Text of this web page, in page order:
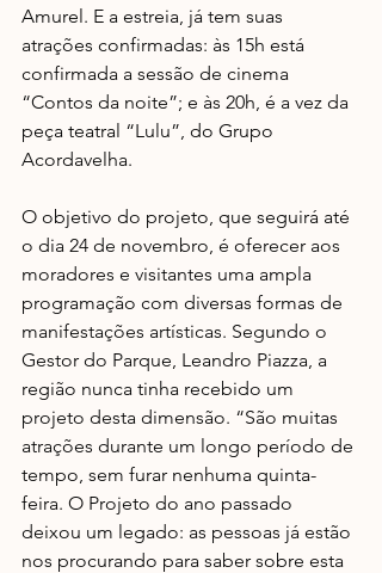
Amurel. E a estreia, já tem suas
atrações confirmadas: às 15h está
confirmada a sessão de cinema
“Contos da noite”; e às 20h, é a vez da
peça teatral “Lulu”, do Grupo
Acordavelha.
O objetivo do projeto, que seguirá até
o dia 24 de novembro, é oferecer aos
moradores e visitantes ​uma ampla
programação com diversas formas de
manifestações artísticas. Segundo o
Gestor do Parque, Leandro Piazza, a
região nunca tinha recebido um
projeto desta dimensão. “São muitas
atrações durante um longo período de
tempo, sem furar nenhuma quinta-
feira. O Projeto do ano passado
deixou um legado: as pessoas já estão
nos procurando para saber sobre esta